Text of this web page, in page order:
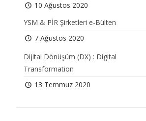
10 Ağustos 2020
YSM & PİR Şirketleri e-Bülten
7 Ağustos 2020
Dijital Dönüşüm (DX) : Digital
Transformation
13 Temmuz 2020